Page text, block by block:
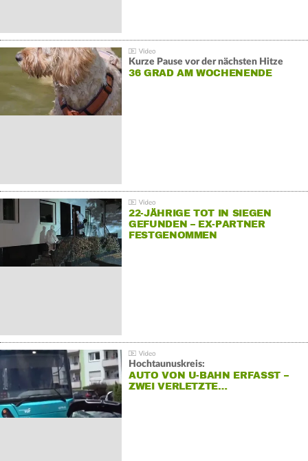
Kurze Pause vor der nächsten Hitze
36 GRAD AM WOCHENENDE
22-JÄHRIGE TOT IN SIEGEN
GEFUNDEN – EX-PARTNER
FESTGENOMMEN
Hochtaunuskreis:
AUTO VON U-BAHN ERFASST –
ZWEI VERLETZTE…